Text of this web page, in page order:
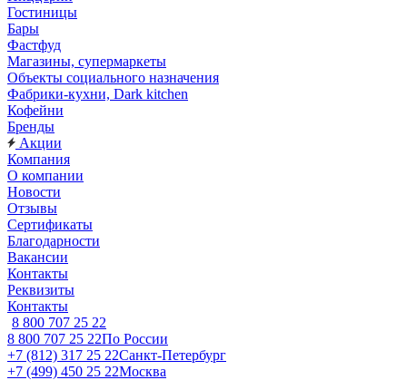
Гостиницы
Бары
Фастфуд
Магазины, супермаркеты
Объекты социального назначения
Фабрики-кухни, Dark kitchen
Кофейни
Бренды
Акции
Компания
О компании
Новости
Отзывы
Сертификаты
Благодарности
Вакансии
Контакты
Реквизиты
Контакты
8 800 707 25 22
8 800 707 25 22По России
+7 (812) 317 25 22Санкт-Петербург
+7 (499) 450 25 22Москва